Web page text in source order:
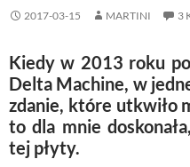
2017-03-15 MARTINI 3
Kiedy w 2013 roku
Delta Machine, w
zdanie, które utkwiło
to dla mnie
tej płyty.